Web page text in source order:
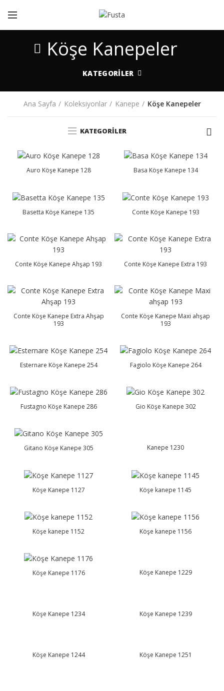
Köşe Kanepeler
KATEGORILER
Ana Sayfa Koleksiyonlar Kanepe Köşe Kanepeler
KATEGORILER
Auro Köşe Kanepe 128 Basa Köşe Kanepe 134
Basetta Köşe Kanepe 135 Conte Köşe Kanepe 193
Conte Köşe Kanepe Ahşap 193 Conte Köşe Kanepe Extra 193
Conte Köşe Kanepe Extra Ahşap
193
Conte Köşe Kanepe Maxi ahşap
193
Esternare Köşe Kanepe 254 Fagiolo Köşe Kanepe 264
Fustagno Köşe Kanepe 286 Gio Köşe Kanepe 302
Gitano Köşe Kanepe 305 Kanepe 1230
Köşe Kanepe 1127 Köşe kanepe 1145
Köşe kanepe 1152 Köşe kanepe 1156
Köşe Kanepe 1176 Köşe Kanepe 1229
Köşe Kanepe 1234 Köşe Kanepe 1239
Köşe Kanepe 1244 Köşe Kanepe 1251